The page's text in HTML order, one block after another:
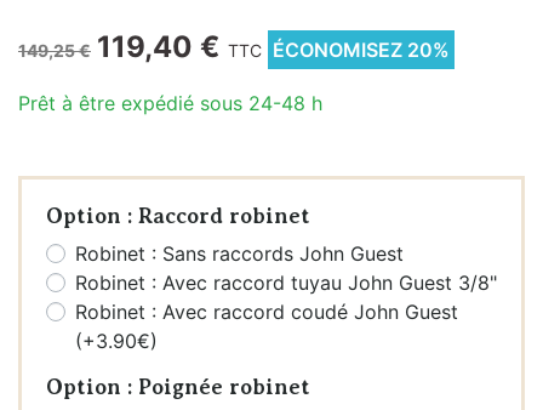
149,25 € 119,40 € TTC ÉCONOMISEZ 20%
Prêt à être expédié sous 24-48 h
Option : Raccord robinet
Robinet : Sans raccords John Guest
Robinet : Avec raccord tuyau John Guest 3/8"
Robinet : Avec raccord coudé John Guest
(+3.90€)
Option : Poignée robinet